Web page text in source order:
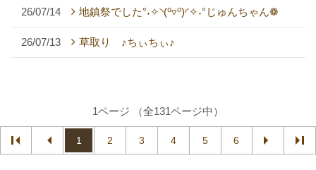
26/07/14 地鎮祭でした°˖✧◝(⁰▿⁰)◜✧˖°じゅんちゃん❁
26/07/13 草取り ♪ちぃちぃ♪
1ページ （全131ページ中）
1 2 3 4 5 6